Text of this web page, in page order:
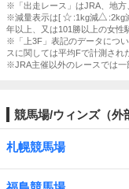
※「出走レース」はJRA、地方
※減量表示は[
:1kg減 :2kg
年以上、又は101勝以上の女性
※「上3F」表記のデータにつ
スに関しては平均Fで計測され
※JRA主催以外のレースでは一
競馬場/ウィンズ（外
札幌競馬場